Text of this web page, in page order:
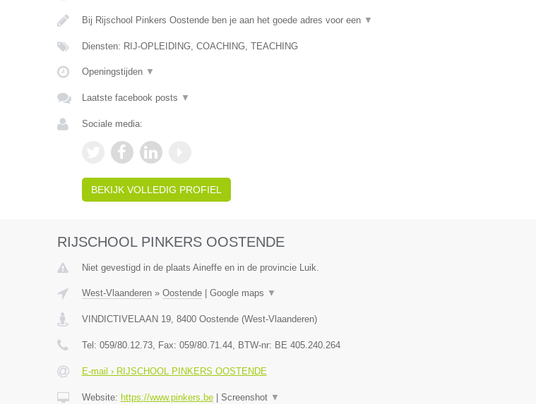
Bij Rijschool Pinkers Oostende ben je aan het goede adres voor een ▼
Diensten: RIJ-OPLEIDING, COACHING, TEACHING
Openingstijden ▼
Laatste facebook posts ▼
Sociale media:
BEKIJK VOLLEDIG PROFIEL
RIJSCHOOL PINKERS OOSTENDE
Niet gevestigd in de plaats Aineffe en in de provincie Luik.
West-Vlaanderen» Oostende| Google maps ▼
VINDICTIVELAAN 19, 8400 Oostende(West-Vlaanderen)
Tel: 059/80.12.73, Fax: 059/80.71.44, BTW-nr: BE 405.240.264
E-mail › RIJSCHOOL PINKERS OOSTENDE
Website: https://www.pinkers.be| Screenshot ▼